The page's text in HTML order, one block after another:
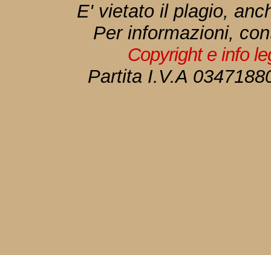
E' vietato il plagio,
Per informazioni,
Copyright e info
Partita I.V.A